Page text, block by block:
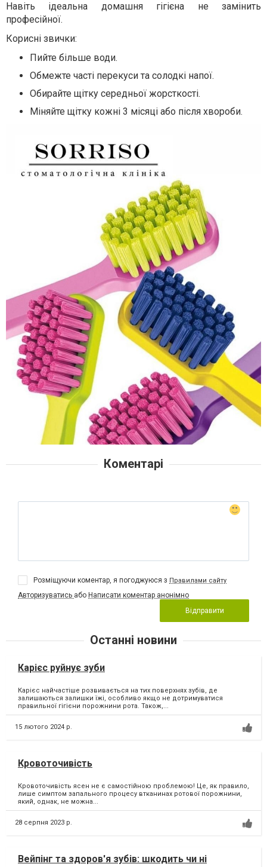
Навіть ідеальна домашня гігієна не замінить
професійної.
Корисні звички:
Пийте більше води.
Обмежте часті перекуси та солодкі напої.
Обирайте щітку середньої жорсткості.
Міняйте щітку кожні 3 місяці або після хвороби.
Коментарі
Розміщуючи коментар, я погоджуюся з Правилами сайту
Авторизуватись або Написати коментар анонімно
Відправити
Останні новини
Карієс руйнує зуби
Карієс найчастіше розвивається на тих поверхнях зубів, де
залишаються залишки їжі, особливо якщо не дотримуватися
правильної гігієни порожнини рота. Також,...
15 лютого 2024 р.
Кровоточивість
Кровоточивість ясен не є самостійною проблемою! Це, як правило,
лише симптом запального процесу втканинах ротової порожнини,
який, однак, не можна...
28 серпня 2023 р.
Вейпінг та здоров'я зубів: шкодить чи ні